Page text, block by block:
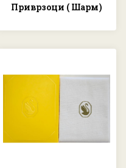
Приврзоци ( Шарм)